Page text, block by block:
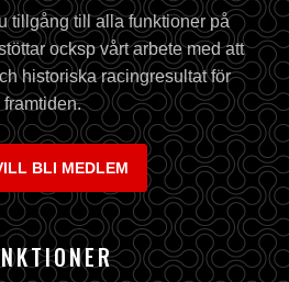
tillgång till alla funktioner på
ocksp vårt arbete med att
historiska racingresultat för
framtiden.
BLI MEDLEM